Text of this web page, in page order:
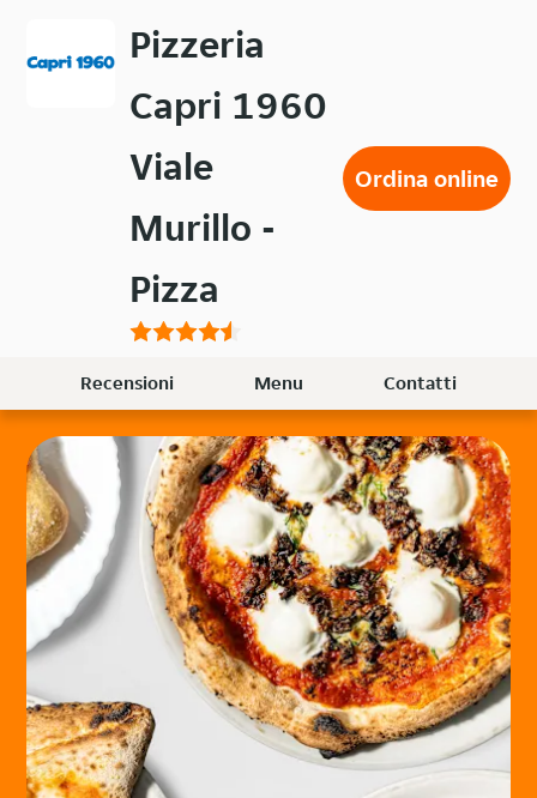
contenuto
Pizzeria
Capri 1960
Viale
Murillo -
Pizza
Ordina online
Recensioni Menu Contatti